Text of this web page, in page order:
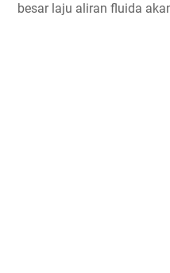
besar laju aliran fluida